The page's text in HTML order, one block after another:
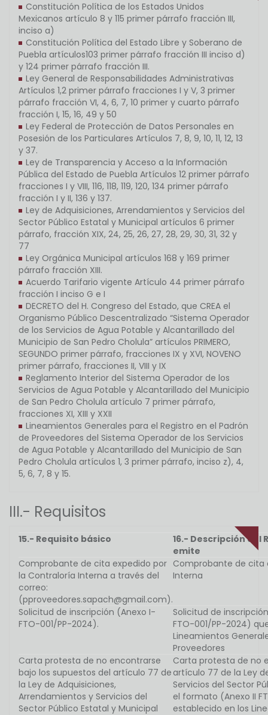
Constitución Política de los Estados Unidos
Mexicanos artículo 8 y 115 primer párrafo fracción III,
inciso a)
Constitución Política del Estado Libre y Soberano de
Puebla artículos103 primer párrafo fracción III inciso d)
y 124 primer párrafo fracción III.
Ley General de Responsabilidades Administrativas
Artículos 1,2 primer párrafo fracciones I y V, 3 primer
párrafo fracción VI, 4, 6, 7, 10 primer y cuarto párrafo
fracción I, 15, 16, 49 y 50
Ley Federal de Protección de Datos Personales en
Posesión de los Particulares Artículos 7, 8, 9, 10, 11, 12, 13
y 37.
Ley de Transparencia y Acceso a la Información
Pública del Estado de Puebla Artículos 12 primer párrafo
fracciones I y VIII, 116, 118, 119, 120, 134 primer párrafo
fracción I y II, 136 y 137.
Ley de Adquisiciones, Arrendamientos y Servicios del
Sector Público Estatal y Municipal artículos 6 primer
párrafo, fracción XIX, 24, 25, 26, 27, 28, 29, 30, 31, 32 y
77
Ley Orgánica Municipal artículos 168 y 169 primer
párrafo fracción XIII.
Acuerdo Tarifario vigente Artículo 44 primer párrafo
fracción I inciso G e I
DECRETO del H. Congreso del Estado, que CREA el
Organismo Público Descentralizado “Sistema Operador
de los Servicios de Agua Potable y Alcantarillado del
Municipio de San Pedro Cholula” artículos PRIMERO,
SEGUNDO primer párrafo, fracciones IX y XVI, NOVENO
primer párrafo, fracciones II, VIII y IX
Reglamento Interior del Sistema Operador de los
Servicios de Agua Potable y Alcantarillado del Municipio
de San Pedro Cholula artículo 7 primer párrafo,
fracciones XI, XIII y XXII
Lineamientos Generales para el Registro en el Padrón
de Proveedores del Sistema Operador de los Servicios
de Agua Potable y Alcantarillado del Municipio de San
Pedro Cholula artículos 1, 3 primer párrafo, inciso z), 4,
5, 6, 7, 8 y 15.
III.- Requisitos
15.- Requisito básico
16.- Descripción del
emite
Comprobante de cita expedido por
la Contraloría Interna a través del
correo:
(pproveedores.sapach@gmail.com).
Comprobante de cita
Interna
Solicitud de inscripción (Anexo I-
FTO-001/PP-2024).
Solicitud de
FTO-001/PP-2024)
Lineamientos
Proveedores
Carta protesta de no encontrarse
bajo los supuestos del artículo 77 de
la Ley de Adquisiciones,
Arrendamientos y Servicios del
Sector Público Estatal y Municipal
Carta protesta de no
artículo 77 de la Ley
Servicios del Sector
el formato (Anexo II
establecido en los